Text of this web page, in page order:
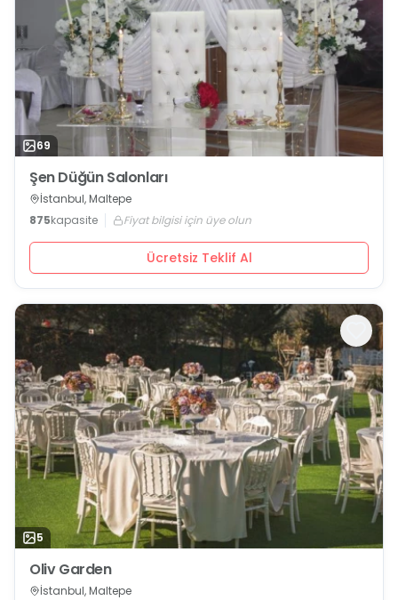
69
Şen Düğün Salonları
İstanbul, Maltepe
875kapasite Fiyat bilgisi için üye olun
Ücretsiz Teklif Al
5
Oliv Garden
İstanbul, Maltepe